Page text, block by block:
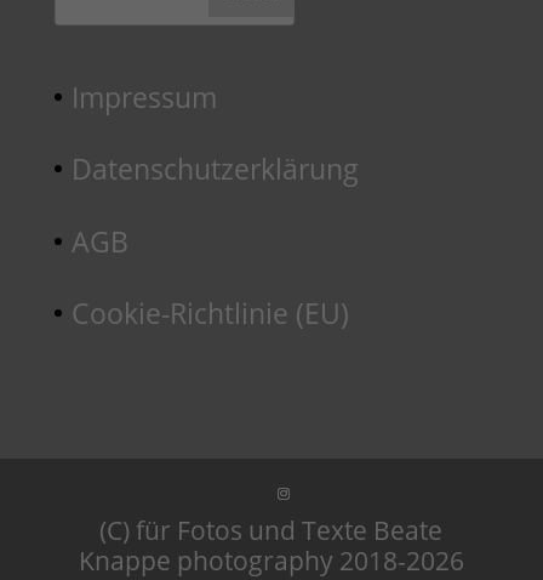
Impressum
Datenschutzerklärung
AGB
Cookie-Richtlinie (EU)
(C) für Fotos und Texte Beate
Knappe photography 2018-2026